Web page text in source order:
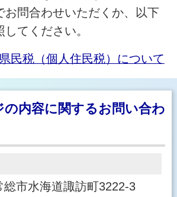
お問合わせいただくか、以下
てください。
民税（個人住民税）について
の内容に関するお問い合わ
総市水海道諏訪町3222-3